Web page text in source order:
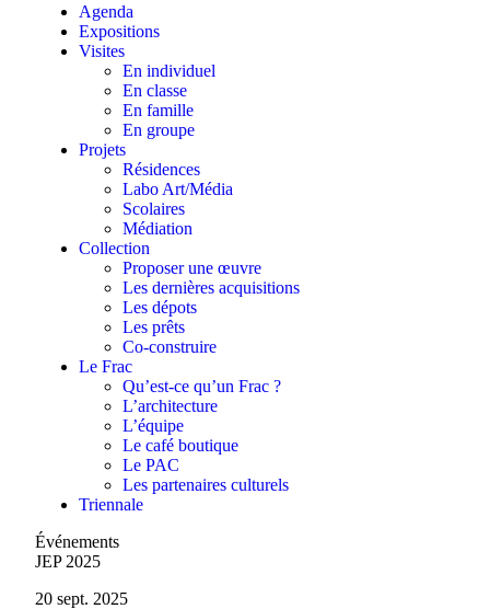
Agenda
Expositions
Visites
En individuel
En classe
En famille
En groupe
Projets
Résidences
Labo Art/Média
Scolaires
Médiation
Collection
Proposer une œuvre
Les dernières acquisitions
Les dépots
Les prêts
Co-construire
Le Frac
Qu’est-ce qu’un Frac ?
L’architecture
L’équipe
Le café boutique
Le PAC
Les partenaires culturels
Triennale
Événements
JEP 2025
20 sept. 2025